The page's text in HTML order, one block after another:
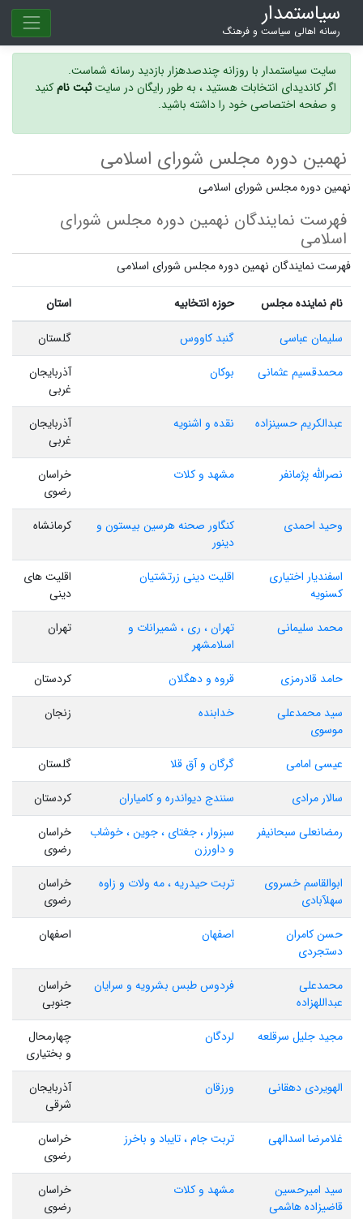
سیاستمدار
رسانه اهالی سیاست و فرهنگ
سایت سیاستمدار با روزانه چندصدهزار بازدید رسانه شماست.
اگر کاندیدای انتخابات هستید ، به طور رایگان در سایتثبت نامکنید
و صفحه اختصاصی خود را داشته باشید.
نهمین دوره مجلس شورای اسلامی
نهمین دوره مجلس شورای اسلامی
فهرست نمایندگان نهمین دوره مجلس شورای
اسلامی
فهرست نمایندگان نهمین دوره مجلس شورای اسلامی
نام نماینده مجلس حوزه انتخابیه
استان
سلیمان عباسی
گنبد کاووس
گلستان
محمدقسیم عثمانی
بوکان
آذربایجان
غربی
عبدالکریم حسینزاده
نقده و اشنویه
آذربایجان
غربی
نصرالله پژمانفر
مشهد و کلات
خراسان
رضوی
وحید احمدی
کنگاور صحنه هرسین بیستون و
دینور
کرمانشاه
اسفندیار اختیاری
کسنویه
اقلیت دینی زرتشتیان
اقلیت های
دینی
محمد سلیمانی
تهران ، ری ، شمیرانات و
اسلامشهر
تهران
حامد قادرمزی قروه و دهگلان
کردستان
سید محمدعلی
موسوی
خدابنده زنجان
عیسی امامی گرگان و آق قلا
گلستان
سالار مرادی
سنندج دیواندره و کامیاران
کردستان
رمضانعلی سبحانیفر
سبزوار ، جغتای ، جوین ، خوشاب
و داورزن
خراسان
رضوی
ابوالقاسم خسروی
سهلآبادی
تربت حیدریه ، مه ولات و زاوه
خراسان
رضوی
حسن کامران
دستجردی
اصفهان اصفهان
محمدعلی
عبداللهزاده
فردوس طبس بشرویه و سرایان
خراسان
جنوبی
مجید جلیل سرقلعه
لردگان
چهارمحال
و بختیاری
الهویردی دهقانی
ورزقان
آذربایجان
شرقی
غلامرضا اسدالهی
تربت جام ، تایباد و باخرز
خراسان
رضوی
سید امیرحسین
قاضیزاده هاشمی
مشهد و کلات
خراسان
رضوی